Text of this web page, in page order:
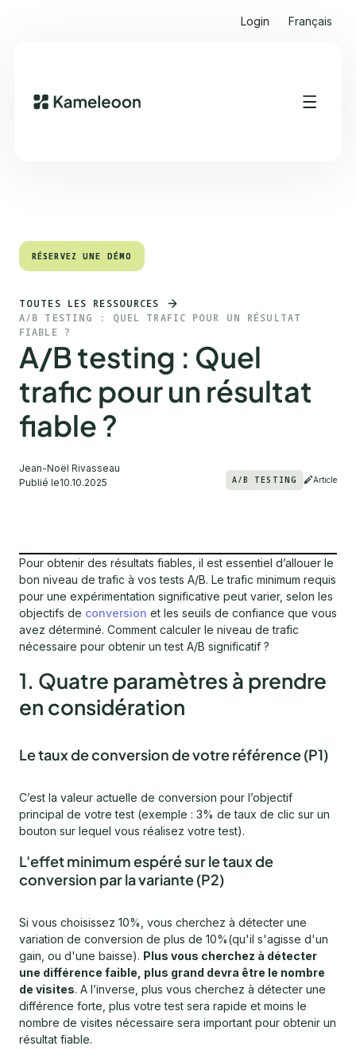
Login Français
Sommaire
RÉSERVEZ UNE DÉMO
RÉSERVEZ UNE DÉMO
TOUTES LES RESSOURCES
A/B TESTING : QUEL TRAFIC POUR UN RÉSULTAT
FIABLE ?
A/B testing : Quel
trafic pour un résultat
fiable ?
Jean-Noël Rivasseau
Publié le10.10.2025 A/B TESTING Article
Pour obtenir des résultats fiables, il est essentiel d’allouer le
bon niveau de trafic à vos tests A/B. Le trafic minimum requis
pour une expérimentation significative peut varier, selon les
objectifs de conversion et les seuils de confiance que vous
avez déterminé. Comment calculer le niveau de trafic
nécessaire pour obtenir un test A/B significatif ?
1. Quatre paramètres à prendre
en considération
Le taux de conversion de votre référence (P1)
C’est la valeur actuelle de conversion pour l’objectif
principal de votre test (exemple : 3% de taux de clic sur un
bouton sur lequel vous réalisez votre test).
L'effet minimum espéré sur le taux de
conversion par la variante (P2)
Si vous choisissez 10%, vous cherchez à détecter une
variation de conversion de plus de 10%(qu'il s'agisse d'un
gain, ou d'une baisse). Plus vous cherchez à détecter
une différence faible, plus grand devra être le nombre
de visites. A l’inverse, plus vous cherchez à détecter une
différence forte, plus votre test sera rapide et moins le
nombre de visites nécessaire sera important pour obtenir un
résultat fiable.